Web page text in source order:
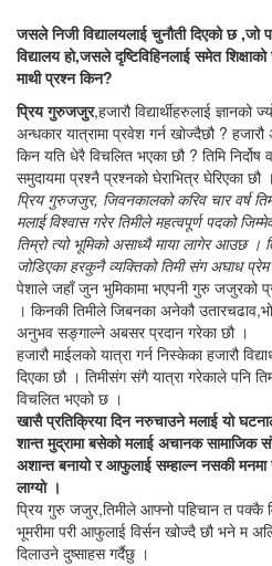
जसले निजी विद्यालयलाई चुनौती दिएको छ
विद्यालय हो,जसले दृष्टिविहिनलाई समेत
माथी प्रश्न किन?
प्रिय गुरुजजुर,हजारौ विद्यार्थीहरुलाई
अन्धकार यात्रामा प्रवेश गर्न खोज्दैछौ ?
किन यति धेरै विचलित भएका छौ ? तिमि
समुदायमा प्रश्नै प्रश्नको घेराभित्र घेरिएका छौ ।
प्रिय गुरुजजुर, जिवनकालको करिव चार वर्ष
मलाई विश्वास गरेर तिमीले महत्वपूर्ण पदको
तिम्रो त्यो भूमिको असाध्यै माया लागेर आउछ ।
जोडिएका हरकुनै व्यक्तिको तिमी संग अघाध
पेशाले जहाँ जुन भुमिकामा भएपनी गुरु जजुरको
। किनकी तिमीले जिबनका अनेकौ
अनुभव सङ्गाल्ने अबसर प्रदान गरेका छौ ।
हजारौ माईलको यात्रा गर्न निस्केका हजारौ
दिएका छौ । तिमीसंग संगै यात्रा गरेकाले पनि
विचलित भएको छ ।
खासै प्रतिक्रिया दिन नरुचाउने मलाई यो
शान्त मुद्रामा बसेको मलाई अचानक सामाजिक
अशान्त बनायो र आफुलाई सम्हाल्न नसकी
लाग्यो ।
प्रिय गुरु जजुर,तिमीले आफ्नो पहिचान त पक्कै
भूमरीमा परी आफुलाई विर्सन खोज्दै छौ भने म
दिलाउने दुष्साहस गर्दैछु ।